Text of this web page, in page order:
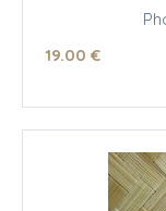
19.00 €